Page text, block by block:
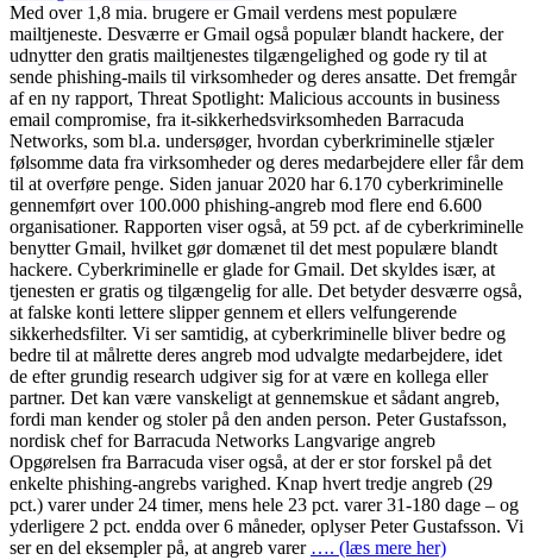
Med over 1,8 mia. brugere er Gmail verdens mest populære
mailtjeneste. Desværre er Gmail også populær blandt hackere, der
udnytter den gratis mailtjenestes tilgængelighed og gode ry til at
sende phishing-mails til virksomheder og deres ansatte. Det fremgår
af en ny rapport, Threat Spotlight: Malicious accounts in business
email compromise, fra it-sikkerhedsvirksomheden Barracuda
Networks, som bl.a. undersøger, hvordan cyberkriminelle stjæler
følsomme data fra virksomheder og deres medarbejdere eller får dem
til at overføre penge. Siden januar 2020 har 6.170 cyberkriminelle
gennemført over 100.000 phishing-angreb mod flere end 6.600
organisationer. Rapporten viser også, at 59 pct. af de cyberkriminelle
benytter Gmail, hvilket gør domænet til det mest populære blandt
hackere. Cyberkriminelle er glade for Gmail. Det skyldes især, at
tjenesten er gratis og tilgængelig for alle. Det betyder desværre også,
at falske konti lettere slipper gennem et ellers velfungerende
sikkerhedsfilter. Vi ser samtidig, at cyberkriminelle bliver bedre og
bedre til at målrette deres angreb mod udvalgte medarbejdere, idet
de efter grundig research udgiver sig for at være en kollega eller
partner. Det kan være vanskeligt at gennemskue et sådant angreb,
fordi man kender og stoler på den anden person. Peter Gustafsson,
nordisk chef for Barracuda Networks Langvarige angreb
Opgørelsen fra Barracuda viser også, at der er stor forskel på det
enkelte phishing-angrebs varighed. Knap hvert tredje angreb (29
pct.) varer under 24 timer, mens hele 23 pct. varer 31-180 dage – og
yderligere 2 pct. endda over 6 måneder, oplyser Peter Gustafsson. Vi
ser en del eksempler på, at angreb varer …. (læs mere her)